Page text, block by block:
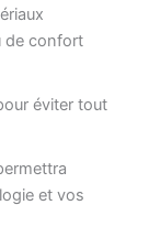
de confort
éviter tout
et vos